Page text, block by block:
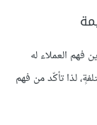
العملاء له
لذا تأكّد من فهم